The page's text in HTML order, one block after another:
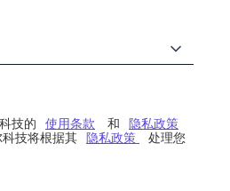
技的 使用条款 和 隐私政策
科技将根据其 隐私政策
处理您